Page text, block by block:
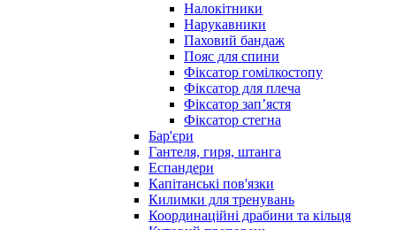
Налокітники
Нарукавники
Паховий бандаж
Пояс для спини
Фіксатор гомілкостопу
Фіксатор для плеча
Фіксатор запʼястя
Фіксатор стегна
Бар'єри
Гантеля, гиря, штанга
Еспандери
Капітанські пов'язки
Килимки для тренувань
Координаційні драбини та кільця